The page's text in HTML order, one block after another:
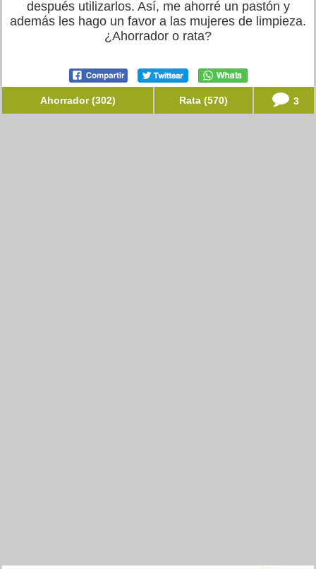
después utilizarlos. Así, me ahorré un pastón y
además les hago un favor a las mujeres de limpieza.
¿Ahorrador o rata?
Ahorrador (302) Rata (570) 3